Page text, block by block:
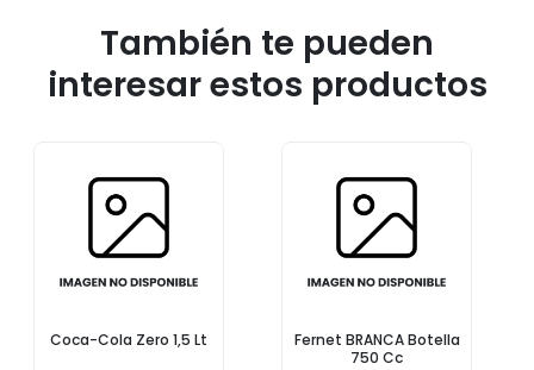
También te pueden
interesar estos productos
Coca-Cola Zero 1,5 Lt
Fernet BRANCA Botella
750 Cc